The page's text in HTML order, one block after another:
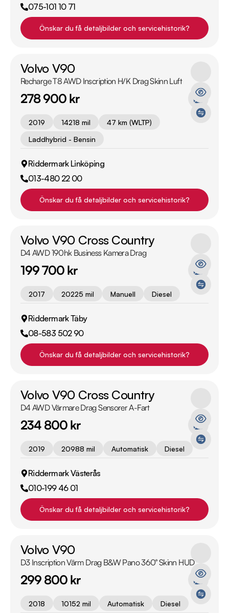
075-101 10 71
Önskar du få detaljbilder och servicehistorik?
Volvo V90
Recharge T8 AWD Inscription H/K Drag Skinn Luft
278 900 kr
2019 14218 mil
47 km (WLTP)
Laddhybrid - Bensin
Riddermark Linköping
013-480 22 00
Önskar du få detaljbilder och servicehistorik?
Volvo V90 Cross Country
D4 AWD 190hk Business Kamera Drag
199 700 kr
2017 20225 mil Manuell Diesel
Riddermark Täby
08-583 502 90
Önskar du få detaljbilder och servicehistorik?
Volvo V90 Cross Country
D4 AWD Värmare Drag Sensorer A-Fart
234 800 kr
2019 20988 mil Automatisk Diesel
Riddermark Västerås
010-199 46 01
Önskar du få detaljbilder och servicehistorik?
Volvo V90
D3 Inscription Värm Drag B&W Pano 360° Skinn HUD
299 800 kr
2018 10152 mil Automatisk Diesel